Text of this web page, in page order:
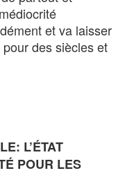
et va laisser
des siècles et
L’ÉTAT
POUR LES